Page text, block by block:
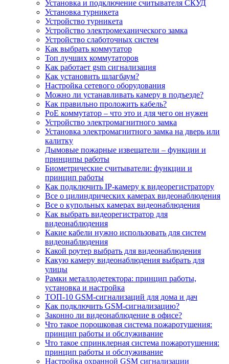
Установка и подключение считывателя СКУД
Установка турникета
Устройство турникета
Устройство электромеханического замка
Устройство слаботочных систем
Как выбрать коммутатор
Топ лучших коммутаторов
Как работает gsm сигнализация
Как установить шлагбаум?
Настройка сетевого оборудования
Можно ли устанавливать камеру в подъезде?
Как правильно проложить кабель?
PoE коммутатор – что это и для чего он нужен
Устройство электромагнитного замка
Установка электромагнитного замка на дверь или
калитку
Дымовые пожарные извещатели – функции и
принципы работы
Биометрические считыватели: функции и
принцип работы
Как подключить IP-камеру к видеорегистратору
Все о цилиндрических камерах видеонаблюдения
Все о купольных камерах видеонаблюдения
Как выбрать видеорегистратор для
видеонаблюдения
Какие кабели нужно использовать для систем
видеонаблюдения
Какой роутер выбрать для видеонаблюдения
Какую камеру видеонаблюдения выбрать для
улицы
Рамки металлодетектора: принцип работы,
установка и настройка
ТОП-10 GSM-сигнализаций для дома и дач
Как подключить GSM-сигнализацию?
Законно ли видеонаблюдение в офисе?
Что такое порошковая система пожаротушения:
принцип работы и обслуживание
Что такое спринклерная система пожаротушения:
принцип работы и обслуживание
Настройка охранной GSM сигнализации